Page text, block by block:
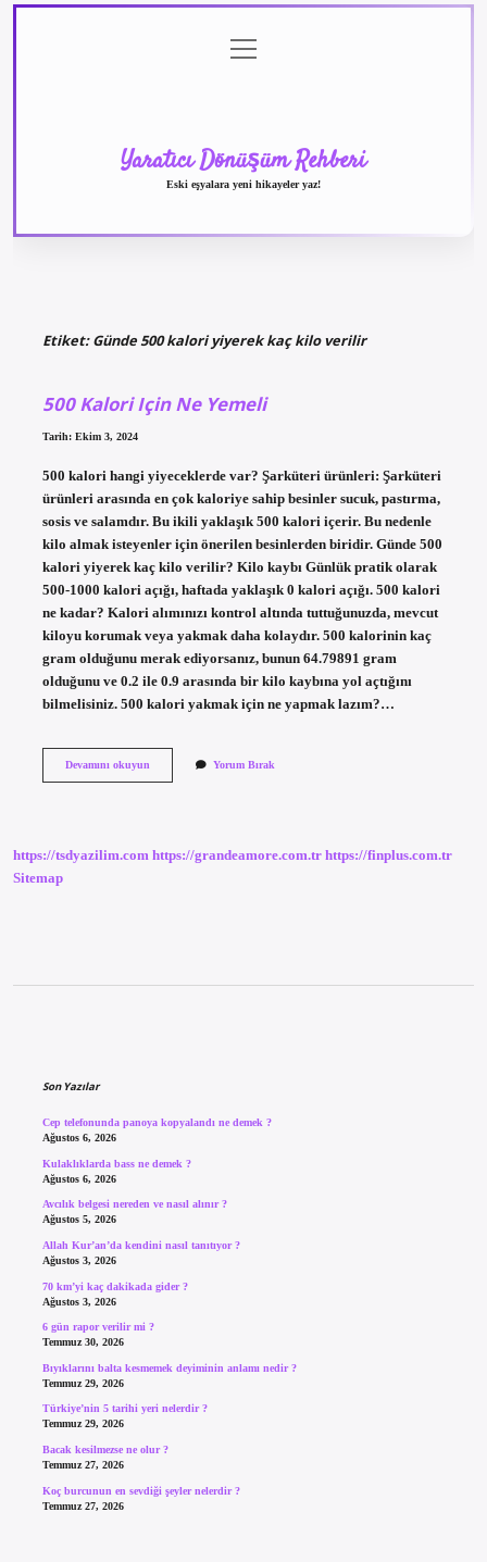
menüyü
aç
Yaratıcı Dönüşüm Rehberi
Eski eşyalara yeni hikayeler yaz!
Etiket:Günde 500 kalori yiyerek kaç kilo verilir
500 Kalori Için Ne Yemeli
Tarih: Ekim 3, 2024
500 kalori hangi yiyeceklerde var? Şarküteri ürünleri: Şarküteri
ürünleri arasında en çok kaloriye sahip besinler sucuk, pastırma,
sosis ve salamdır. Bu ikili yaklaşık 500 kalori içerir. Bu nedenle
kilo almak isteyenler için önerilen besinlerden biridir. Günde 500
kalori yiyerek kaç kilo verilir? Kilo kaybı Günlük pratik olarak
500-1000 kalori açığı, haftada yaklaşık 0 kalori açığı. 500 kalori
ne kadar? Kalori alımınızı kontrol altında tuttuğunuzda, mevcut
kiloyu korumak veya yakmak daha kolaydır. 500 kalorinin kaç
gram olduğunu merak ediyorsanız, bunun 64.79891 gram
olduğunu ve 0.2 ile 0.9 arasında bir kilo kaybına yol açtığını
bilmelisiniz. 500 kalori yakmak için ne yapmak lazım?…
Devamını okuyun500
Yorum Bırak
https://tsdyazilim.com https://grandeamore.com.tr https://finplus.com.tr
Sitemap
Son Yazılar
Cep telefonunda panoya kopyalandı ne demek ?
Ağustos 6, 2026
Kulaklıklarda bass ne demek ?
Ağustos 6, 2026
Avcılık belgesi nereden ve nasıl alınır ?
Ağustos 5, 2026
Allah Kur’an’da kendini nasıl tanıtıyor ?
Ağustos 3, 2026
70 km’yi kaç dakikada gider ?
Ağustos 3, 2026
6 gün rapor verilir mi ?
Temmuz 30, 2026
Bıyıklarını balta kesmemek deyiminin anlamı nedir ?
Temmuz 29, 2026
Türkiye’nin 5 tarihi yeri nelerdir ?
Temmuz 29, 2026
Bacak kesilmezse ne olur ?
Temmuz 27, 2026
Koç burcunun en sevdiği şeyler nelerdir ?
Temmuz 27, 2026